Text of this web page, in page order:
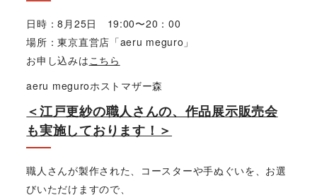
日時：8月25日 19:00〜20：00
場所：東京直営店「aeru meguro」
お申し込みはこちら
aeru meguroホストマザー森
＜江戸更紗の職人さんの、作品展示販売会
も実施しております！＞
職人さんが製作された、コースターや手ぬぐいを、お選
びいただけますので、